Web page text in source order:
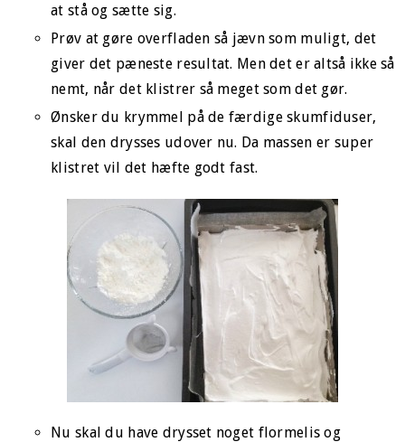
at stå og sætte sig.
Prøv at gøre overfladen så jævn som muligt, det
giver det pæneste resultat. Men det er altså ikke så
nemt, når det klistrer så meget som det gør.
Ønsker du krymmel på de færdige skumfiduser,
skal den drysses udover nu. Da massen er super
klistret vil det hæfte godt fast.
Nu skal du have drysset noget flormelis og